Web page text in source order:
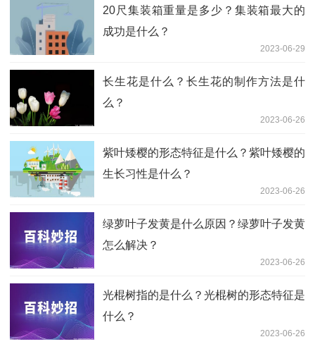
20尺集装箱重量是多少？集装箱最大的
成功是什么？
2023-06-29
长生花是什么？长生花的制作方法是什
么？
2023-06-26
紫叶矮樱的形态特征是什么？紫叶矮樱的
生长习性是什么？
2023-06-26
绿萝叶子发黄是什么原因？绿萝叶子发黄
怎么解决？
2023-06-26
光棍树指的是什么？光棍树的形态特征是
什么？
2023-06-26